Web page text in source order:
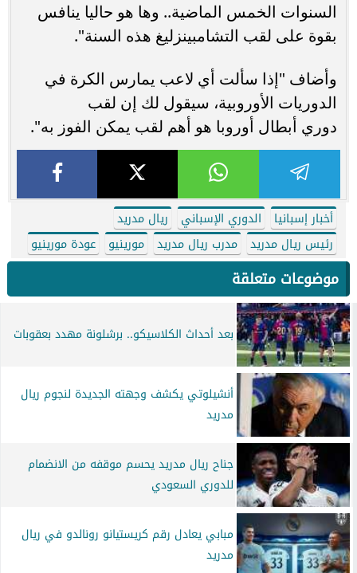
السنوات الخمس الماضية.. وها هو حاليا ينافس
بقوة على لقب التشامبينزليغ هذه السنة".
وأضاف "إذا سألت أي لاعب يمارس الكرة في
الدوريات الأوروبية، سيقول لك إن لقب
دوري أبطال أوروبا هو أهم لقب يمكن الفوز به".
أخبار إسبانيا الدوري الإسباني
ريال مدريد
رئيس ريال مدريد
مدرب ريال مدريد مورينيو عودة مورينيو
موضوعات متعلقة
بعد أحداث الكلاسيكو.. برشلونة مهدد بعقوبات
أنشيلوتي يكشف وجهته الجديدة لنجوم ريال
مدريد
جناح ريال مدريد يحسم موقفه من الانضمام
للدوري السعودي
مبابي يعادل رقم كريستيانو رونالدو في ريال
مدريد